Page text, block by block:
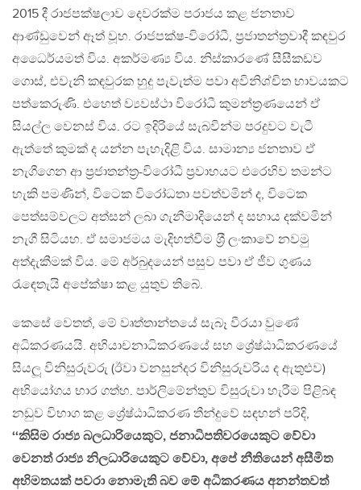
2015 දී රාජපක්ෂලාව දෙවරක්ම පරාජය කළ ජනතාව
ආණ්ඩුවෙන් ඈත් වූහ. රාජපක්ෂ-විරෝධී, ප‍්‍රජාතන්ත‍්‍රවාදී කඳවුර
අධෛර්යමත් විය. අකර්මණ්‍ය විය. නිස්කාරණේ සීසීකඩව
ගොස්, එවැනි කඳවුරක හුදු පැවැත්ම පවා අවිනිශ්චිත භාවයකට
පත්කෙරුණි. එහෙත් ව්‍යවස්ථා විරෝධී කුමන්ත‍්‍රණයෙන් ඒ
සියල්ල වෙනස් විය. රට ඉදිරියේ සැබවින්ම පරදුවට වැටී
ඇත්තේ කුමක් ද යන්න පැහැදිළි විය. සාමාන්‍ය ජනතාව ඒ
නැගීගෙන ආ ප‍්‍රජාතන්ත‍්‍ර-විරෝධී ප‍්‍රවාහයට එරෙහිව තමන්ට
හැකි පමණින්, විටෙක විරෝධතා පවත්වමින් ද, විටෙක
පෙත්සම්වලට අත්සන් ලබා ගැනීමාදියෙන් ද සහාය දක්වමින්
නැගී සිටියහ. ඒ සමාජමය මැදිහත්වීම ශ‍්‍රී ලංකාවේ නවමු
අත්දැකීමක් විය. මේ අර්බුදයෙන් පසුව පවා ඒ ජීව ගුණය
රැඳෙතැයි අපේක්ෂා කළ යුතුව තිබේ.
කෙසේ වෙතත්, මේ වෘත්තාන්තයේ සැබෑ වීරයා වුණේ
අධිකරණයයි. අභියාචනාධිකරණයේ සහ ශ්‍රේෂ්ඨාධිකරණයේ
සියලූ විනිසුරුවරු (ඊවා වනසුන්දර විනිසුරුවරිය ද ඇතුළුව)
අභියෝගය භාර ගත්හ. පාර්ලිමේන්තුව විසුරුවා හැරීම පිළිබඳ
නඩුව විභාග කළ ශ්‍රේෂ්ඨාධිකරණ තීන්දුවේ සඳහන් පරිදි,
‘‘කිසිම රාජ්‍ය බලධාරියෙකුට, ජනාධිපතිවරයෙකුට වේවා
වෙනත් රාජ්‍ය නිලධාරියෙකුට වේවා, අපේ නීතියෙන් අසීමිත
අභිමතයක් පවරා නොමැති බව මේ අධිකරණය අනන්තවත්